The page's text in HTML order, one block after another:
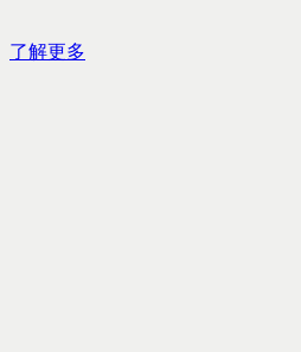
了解更多